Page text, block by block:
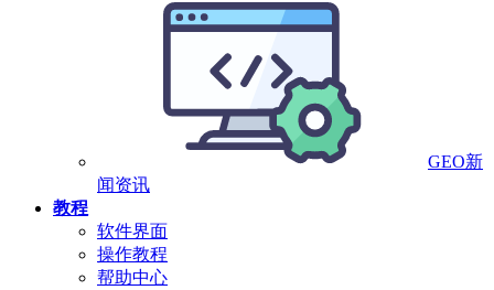
GEO新
闻资讯
教程
软件界面
操作教程
帮助中心